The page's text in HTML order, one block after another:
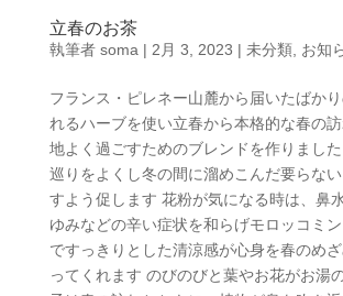
立春のお茶
執筆者 soma | 2月 3, 2023 | 未分類, お知
フランス・ピレネー山麓から届いたばか
れるハーブを使い立春から本格的な春の
地よく過ごすためのブレンドを作りまし
巡りをよくし冬の間に溜めこんだ要らな
すよう促します 花粉が気になる時は、鼻
ゆみなどの辛い症状を和らげモロッコミ
ですっきりとした清涼感が心身を春のめ
ってくれます のびのびと葉やお花がお湯